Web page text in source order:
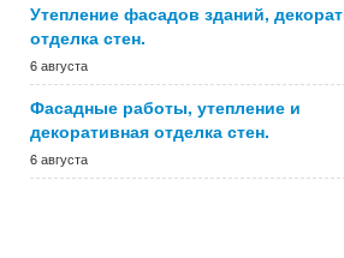
Утепление фасадов зданий,
отделка стен.
6 августа
Фасадные работы, утепление и
декоративная отделка стен.
6 августа